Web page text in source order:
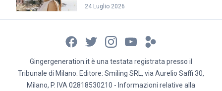
24 Luglio 2026
Gingergeneration.it è una testata registrata presso il
Tribunale di Milano. Editore: Smiling SRL, via Aurelio Saffi 30,
Milano, P. IVA 02818530210 - Informazioni relative alla